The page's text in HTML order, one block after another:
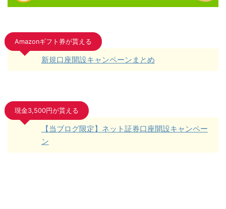
Amazonギフト券が貰える
新規口座開設キャンペーンまとめ
現金3,500円が貰える
【当ブログ限定】ネット証券口座開設キャンペー
ン